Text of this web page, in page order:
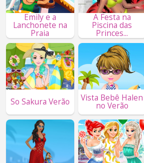
Emily e a
Lanchonete na
Praia
A Festa na
Piscina das
Princes...
So Sakura Verão Vista Bebê Halen
no Verão